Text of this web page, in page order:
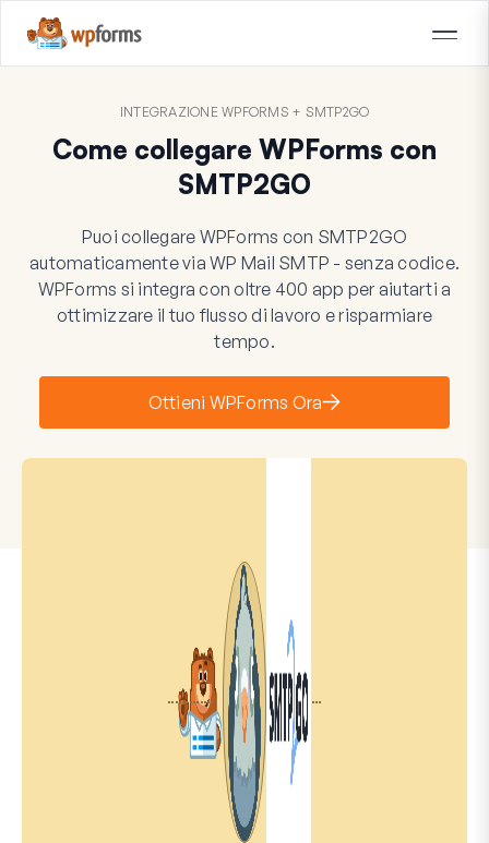
INTEGRAZIONE WPFORMS + SMTP2GO
Come collegare WPForms con
SMTP2GO
Puoi collegare WPForms con SMTP2GO
automaticamente via WP Mail SMTP - senza codice.
WPForms si integra con oltre 400 app per aiutarti a
ottimizzare il tuo flusso di lavoro e risparmiare
tempo.
Ottieni WPForms Ora